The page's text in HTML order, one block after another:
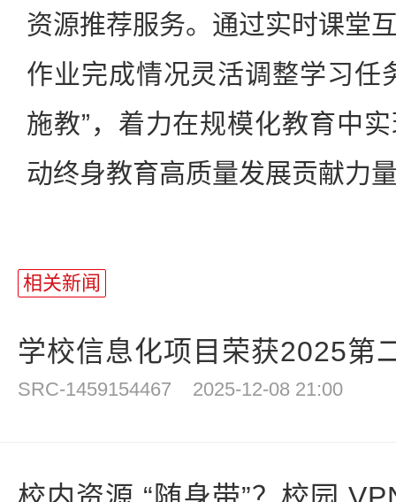
资源推荐服务。通过实时课堂
作业完成情况灵活调整学习任
施教”，着力在规模化教育中
动终身教育高质量发展贡献力
相关新闻
学校信息化项目荣获2025第
SRC-1459154467 2025-12-08 21:00